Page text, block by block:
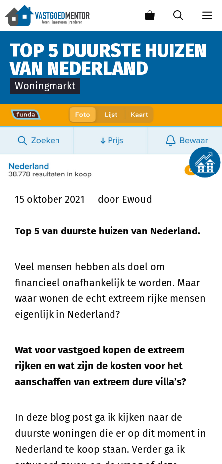
TOP 5 DUURSTE HUIZEN
VAN NEDERLAND
Woningmarkt
15 oktober 2021 door Ewoud
Top 5 van duurste huizen van Nederland.
Veel mensen hebben als doel om
financieel onafhankelijk te worden. Maar
waar wonen de echt extreem rijke mensen
eigenlijk in Nederland?
Wat voor vastgoed kopen de extreem
rijken en wat zijn de kosten voor het
aanschaffen van extreem dure villa’s?
In deze blog post ga ik kijken naar de
duurste woningen die er op dit moment in
Nederland te koop staan. Verder ga ik